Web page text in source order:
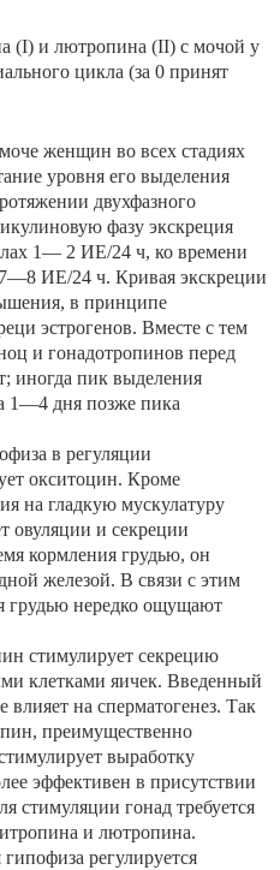
(I) и лютропина (II) с мочой у
цикла (за 0 принят
женщин во всех стадиях
уровня его выделения
двухфазного
фазу экскреция
1— 2 ИЕ/24 ч, ко времени
ИЕ/24 ч. Кривая экскреции
в принципе
эстрогенов. Вместе с тем
и гонадотропинов перед
иногда пик выделения
1—4 дня позже пика
в регуляции
окситоцин. Кроме
на гладкую мускулатуру
овуляции и секреции
кормления грудью, он
железой. В связи с этим
грудью нередко ощущают
стимулирует секрецию
клетками яичек. Введенный
влияет на сперматогенез. Так
преимущественно
выработку
эффективен в присутствии
стимуляции гонад требуется
и лютропина.
регулируется